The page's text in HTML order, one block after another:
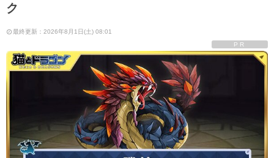
ク
最終更新：2026年8月1日(土) 08:01
PR